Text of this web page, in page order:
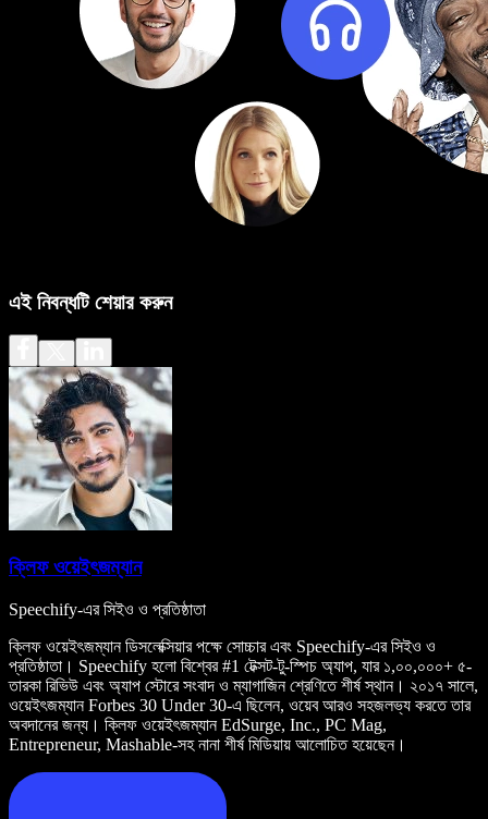
এই নিবন্ধটি শেয়ার করুন
ক্লিফ ওয়েইৎজম্যান
Speechify-এর সিইও ও প্রতিষ্ঠাতা
ক্লিফ ওয়েইৎজম্যান ডিসলেক্সিয়ার পক্ষে সোচ্চার এবং Speechify-এর সিইও ও
প্রতিষ্ঠাতা। Speechify হলো বিশ্বের #1 টেক্সট-টু-স্পিচ অ্যাপ, যার ১,০০,০০০+ ৫-
তারকা রিভিউ এবং অ্যাপ স্টোরে সংবাদ ও ম্যাগাজিন শ্রেণিতে শীর্ষ স্থান। ২০১৭ সালে,
ওয়েইৎজম্যান Forbes 30 Under 30-এ ছিলেন, ওয়েব আরও সহজলভ্য করতে তার
অবদানের জন্য। ক্লিফ ওয়েইৎজম্যান EdSurge, Inc., PC Mag,
Entrepreneur, Mashable-সহ নানা শীর্ষ মিডিয়ায় আলোচিত হয়েছেন।